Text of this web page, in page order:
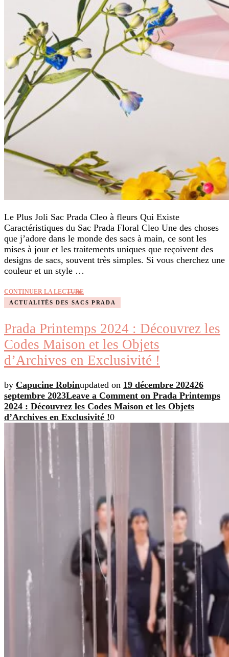
Le Plus Joli Sac Prada Cleo à fleurs Qui Existe
Caractéristiques du Sac Prada Floral Cleo Une des choses
que j’adore dans le monde des sacs à main, ce sont les
mises à jour et les traitements uniques que reçoivent des
designs de sacs, souvent très simples. Si vous cherchez une
couleur et un style …
CONTINUER LA LECTURE
ACTUALITÉS DES SACS PRADA
Prada Printemps 2024 : Découvrez les
Codes Maison et les Objets
d’Archives en Exclusivité !
by Capucine Robinupdated on 19 décembre 202426
septembre 2023Leave a Comment on Prada Printemps
2024 : Découvrez les Codes Maison et les Objets
d’Archives en Exclusivité !0